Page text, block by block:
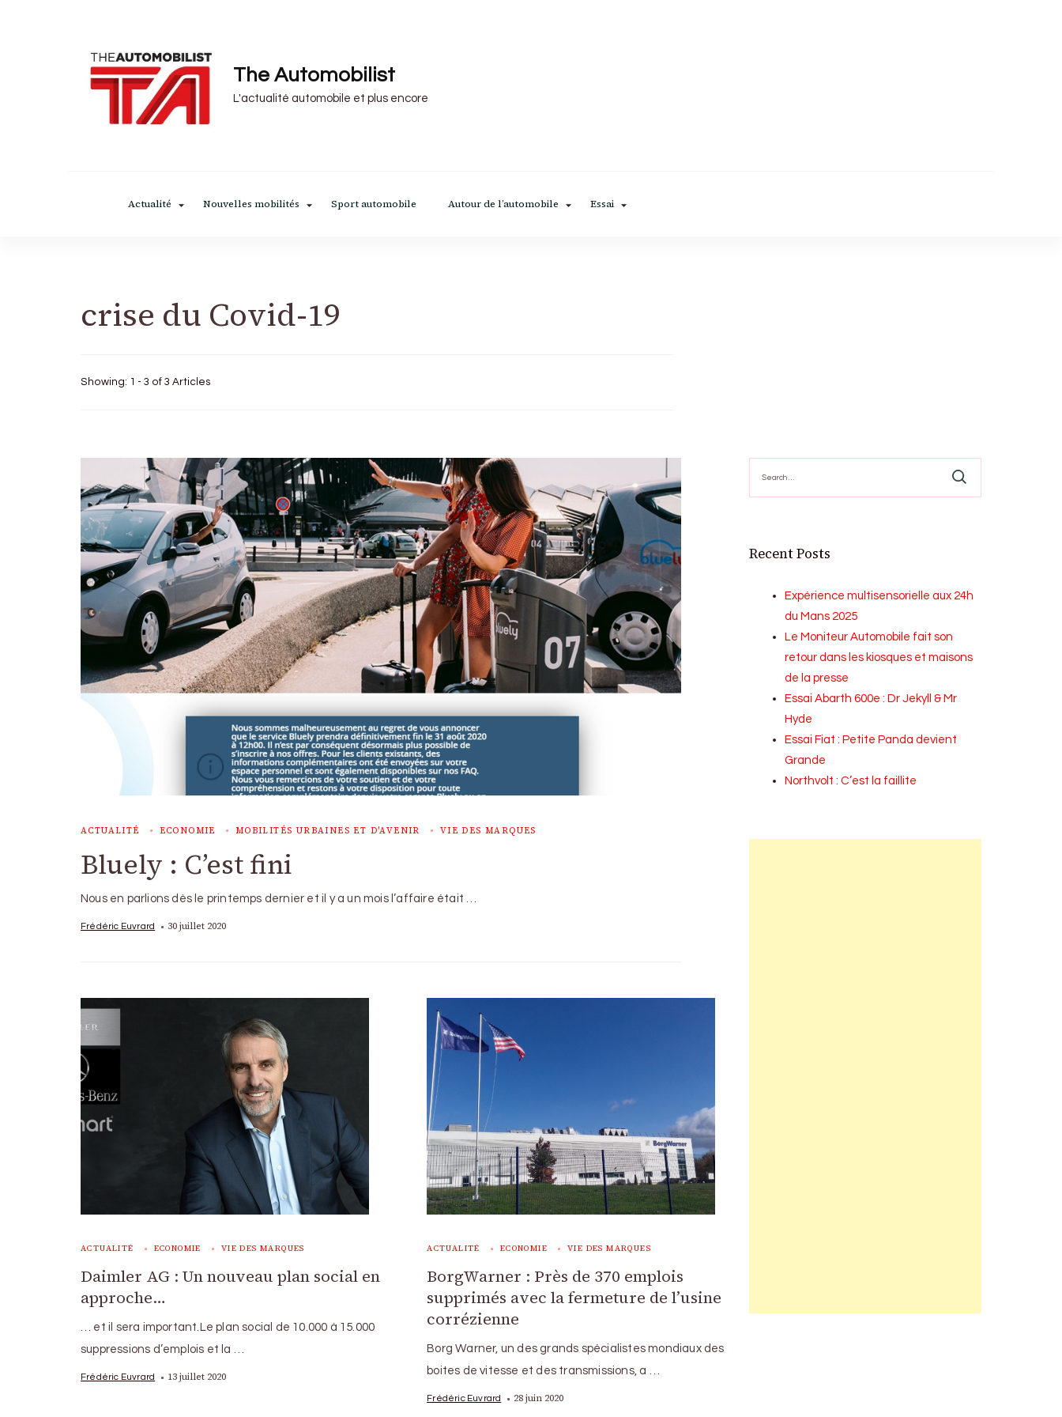
The Automobilist
L'actualité automobile et plus encore
Actualité Nouvelles mobilités Sport automobile Autour de l’automobile Essai
crise du Covid-19
Showing: 1 - 3 of 3 Articles
ACTUALITÉ ECONOMIE MOBILITÉS URBAINES ET D'AVENIR VIE DES MARQUES
Bluely : C’est fini
Nous en parlions dès le printemps dernier et il y a un mois l’affaire était …
Frédéric Euvrard 30 juillet 2020
ACTUALITÉ ECONOMIE VIE DES MARQUES
Daimler AG : Un nouveau plan social en
approche…
… et il sera important.Le plan social de 10.000 à 15.000
suppressions d’emplois et la …
Frédéric Euvrard 13 juillet 2020
ACTUALITÉ ECONOMIE VIE DES MARQUES
BorgWarner : Près de 370 emplois
supprimés avec la fermeture de l’usine
corrézienne
Borg Warner, un des grands spécialistes mondiaux des
boites de vitesse et des transmissions, a …
Frédéric Euvrard 28 juin 2020
for:
Recent Posts
Expérience multisensorielle aux 24h
du Mans 2025
Le Moniteur Automobile fait son
retour dans les kiosques et maisons
de la presse
Essai Abarth 600e : Dr Jekyll & Mr
Hyde
Essai Fiat : Petite Panda devient
Grande
Northvolt : C’est la faillite